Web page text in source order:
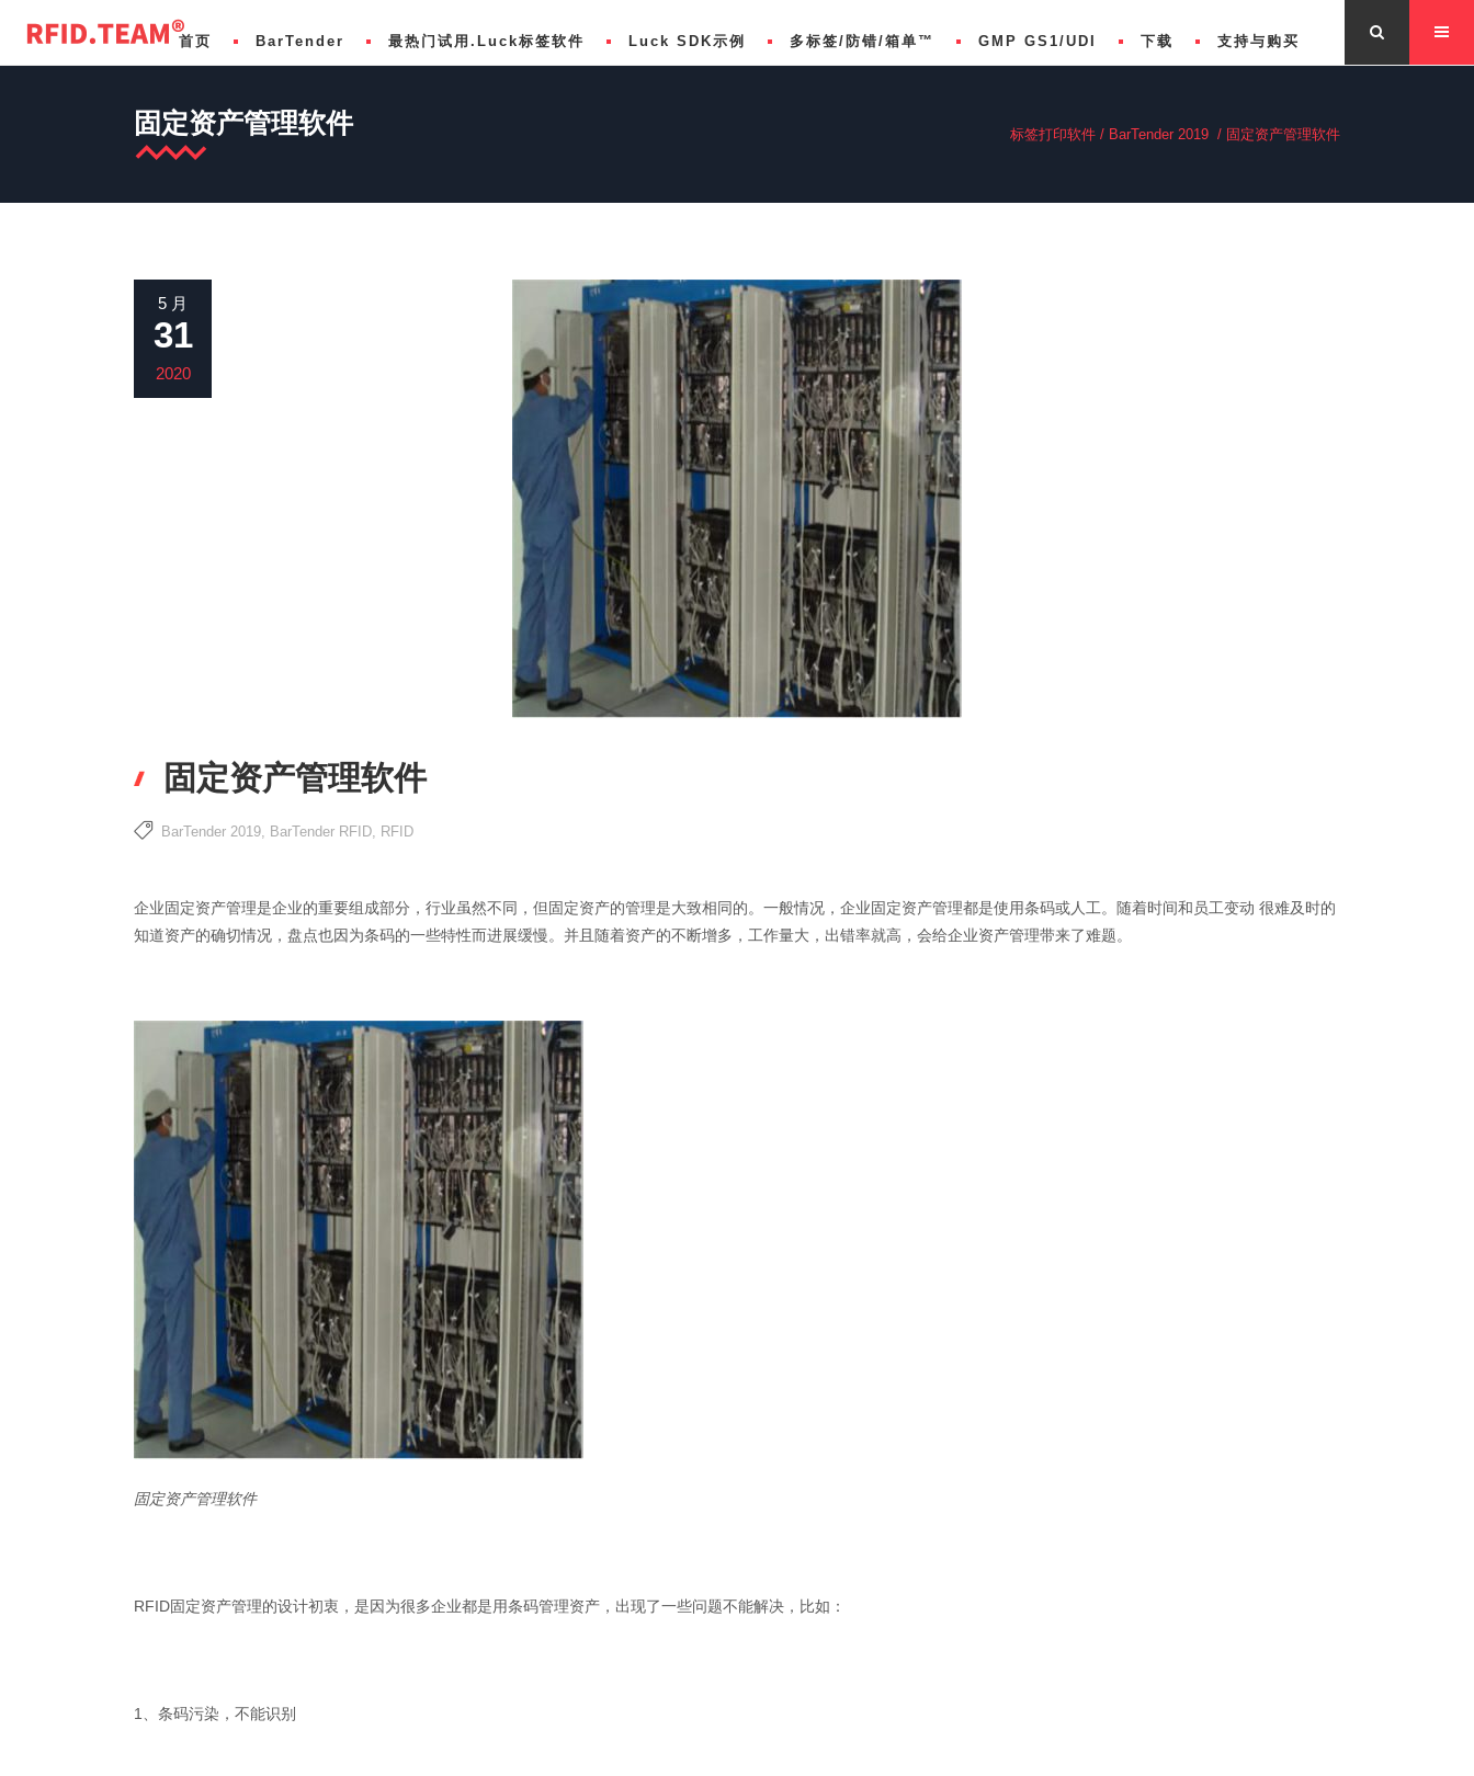
首页 BarTender
条码管理软件开发 SDK Development
多客户、多标签与装箱™ Label Print System
BarTender 2021专业版自动化版企业版功能对比
BarTender 2021入门版专业版功能对比
BarTender 2019
BarTender 2016 技术规格
比较BarTender版本
购买BarTender
升级BarTender
最热门试用.Luck标签软件
免费使用LuckDesign
Luck SDK示例 多标签/防错/箱单™ GMP GS1/UDI 下载 支持与购买
制药
供应链
固定资产管理软件 标签打印软件 / BarTender 2019 / 固定资产管理软件
5 月
31
2020
固定资产管理软件
BarTender 2019, BarTender RFID, RFID
企业固定资产管理是企业的重要组成部分，行业虽然不同，但固定资产的管理是大致相同的。一般情况，企业固定资产管理都是使用条码或人工。随着时间和员工变动 很难及时的
知道资产的确切情况，盘点也因为条码的一些特性而进展缓慢。并且随着资产的不断增多，工作量大，出错率就高，会给企业资产管理带来了难题。
固定资产管理软件
RFID固定资产管理的设计初衷，是因为很多企业都是用条码管理资产，出现了一些问题不能解决，比如：
1、条码污染，不能识别